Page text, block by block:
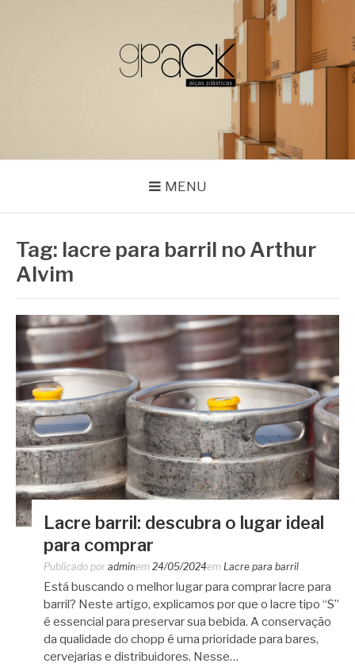
MENU
Tag: lacre para barril no Arthur
Alvim
Lacre barril: descubra o lugar ideal
para comprar
Publicado por adminem 24/05/2024em Lacre para barril
Está buscando o melhor lugar para comprar lacre para
barril? Neste artigo, explicamos por que o lacre tipo “S”
é essencial para preservar sua bebida. A conservação
da qualidade do chopp é uma prioridade para bares,
cervejarias e distribuidores. Nesse…